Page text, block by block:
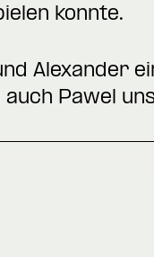
konnte.
Alexander
Pawel